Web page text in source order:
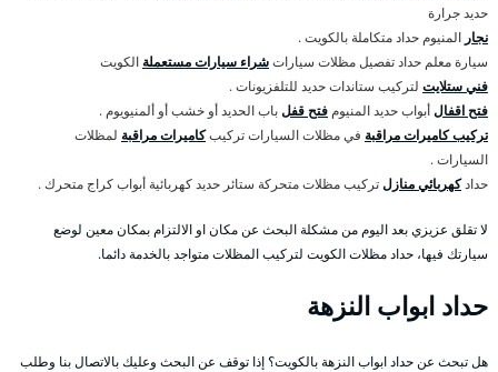
حديد جرارة
نجار المنيوم حداد متكاملة بالكويت .
سيارة معلم حداد تفصيل مظلات سياراتشراء سيارات مستعملة الكويت
فني ستلايت لتركيب ستاندات حديد للتلفزيونات .
فتح اقفالأبواب حديد المنيوم فتح قفلباب الحديد أو خشب أو ألمنيويوم .
تركيب كاميرات مراقبة في مظلات السيارات تركيبكاميرات مراقبة لمظلات
السيارات .
حدادكهربائي منازلتركيب مظلات متحركة ستائر حديد كهربائية أبواب كراج متحرك .
لا تقلق عزيزي بعد اليوم من مشكلة البحث عن مكان او الالتزام بمكان معين لوضع
سيارتك فيها، حداد مظلات الكويت لتركيب المظلات متواجد بالخدمة دائما.
حداد ابواب النزهة
هل تبحث عن حداد ابواب النزهة بالكويت؟ إذا توقف عن البحث وعليك بالاتصال بنا وطلب